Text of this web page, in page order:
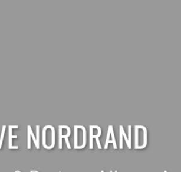
NORDRAND
NORDRAND
NORDRAND